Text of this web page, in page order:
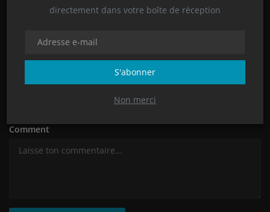
directement dans votre boîte de réception
S'abonner
Non merci
Comment